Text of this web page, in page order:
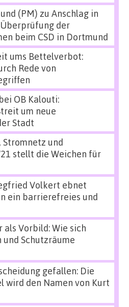
(PM) zu Anschlag in
der
beim CSD in Dortmund
ums Bettelverbot:
Rede von
OB Kalouti:
um neue
Stadt
Stromnetz und
stellt die Weichen für
Volkert ebnet
ein barrierefreies und
als Vorbild: Wie sich
Schutzräume
gefallen: Die
wird den Namen von Kurt